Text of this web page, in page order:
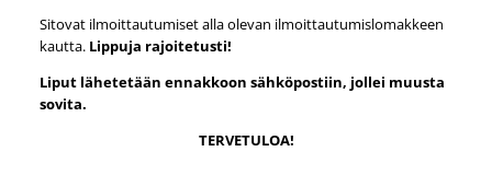
Sitovat ilmoittautumiset alla olevan ilmoittautumislomakkeen
kautta.Lippuja rajoitetusti!
Liput lähetetään ennakkoon sähköpostiin, jollei muusta
sovita.
TERVETULOA!